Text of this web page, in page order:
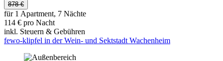
878 €
für 1 Apartment, 7 Nächte
114 € pro Nacht
inkl. Steuern & Gebühren
fewo-klipfel in der Wein- und Sektstadt Wachenheim